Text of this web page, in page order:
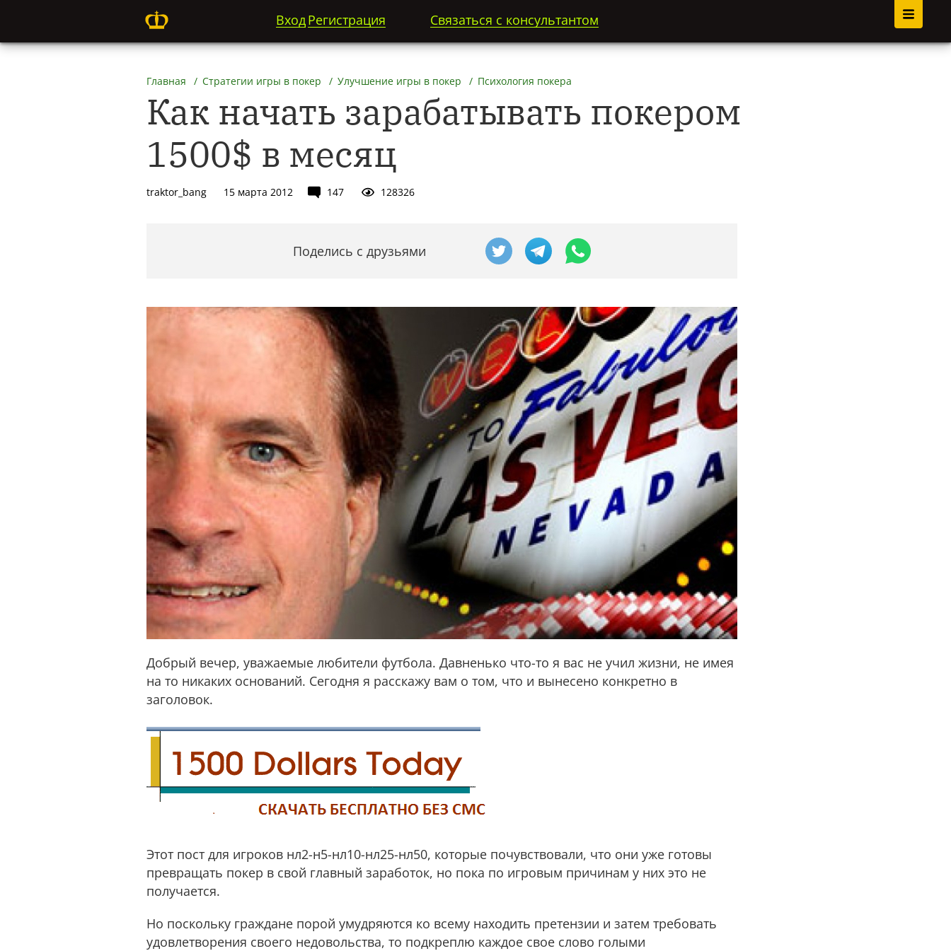
ВходРегистрация Связаться с консультантом
Главная Стратегии игры в покер Улучшение игры в покер Психология покера
Как начать зарабатывать покером
1500$ в месяц
traktor_bang 15 марта 2012 147 128326
Поделись с друзьями
Добрый вечер, уважаемые любители футбола. Давненько что-то я вас не учил жизни, не имея
на то никаких оснований. Сегодня я расскажу вам о том, что и вынесено конкретно в
заголовок.
Этот пост для игроков нл2-н5-нл10-нл25-нл50, которые почувствовали, что они уже готовы
превращать покер в свой главный заработок, но пока по игровым причинам у них это не
получается.
Но поскольку граждане порой умудряются ко всему находить претензии и затем требовать
удовлетворения своего недовольства, то подкреплю каждое свое слово голыми